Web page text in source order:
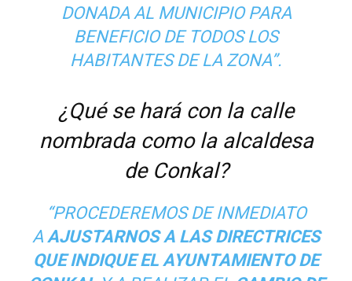
DONADA AL MUNICIPIO PARA
BENEFICIO DE TODOS LOS
HABITANTES DE LA ZONA”.
¿Qué se hará con la calle
nombrada como la alcaldesa
de Conkal?
“PROCEDEREMOS DE INMEDIATO
AAJUSTARNOS A LAS DIRECTRICES
QUE INDIQUE EL AYUNTAMIENTO DE